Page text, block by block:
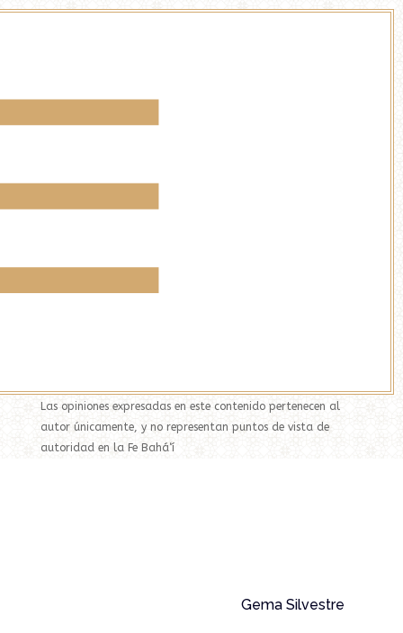
Una reflexión acerca
servicio
"
2025
Las opiniones expresadas en este contenido pertenecen al
autor únicamente, y no representan puntos de vista de
autoridad en la Fe Bahá‘í
Gema Silvestre